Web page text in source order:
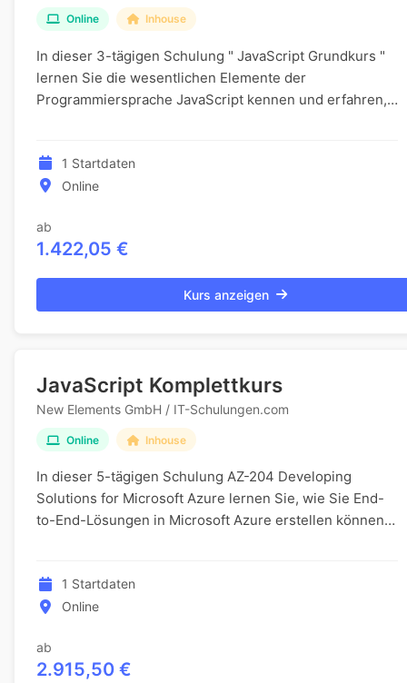
Online Inhouse
In dieser 3-tägigen Schulung " JavaScript Grundkurs "
lernen Sie die wesentlichen Elemente der
Programmiersprache JavaScript kennen und erfahren,
1 Startdaten
Online
ab
1.422,05 €
Kurs anzeigen
JavaScript Komplettkurs
New Elements GmbH / IT-Schulungen.com
Online Inhouse
In dieser 5-tägigen Schulung AZ-204 Developing
Solutions for Microsoft Azure lernen Sie, wie Sie End-
to-End-Lösungen in Microsoft Azure erstellen können.
1 Startdaten
Online
ab
2.915,50 €